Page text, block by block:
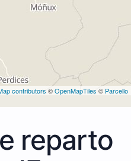
contributors ©OpenMapTiles © Parcello
reparto